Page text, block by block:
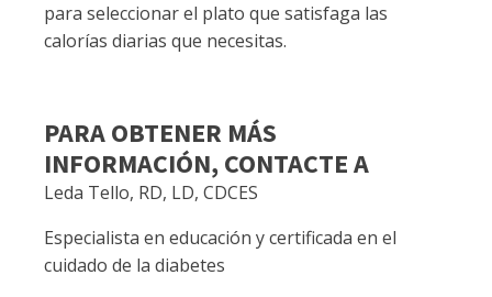
para seleccionar el plato que satisfaga las
calorías diarias que necesitas.
PARA OBTENER MÁS
INFORMACIÓN, CONTACTE A
Leda Tello, RD, LD, CDCES
Especialista en educación y certificada en el
cuidado de la diabetes